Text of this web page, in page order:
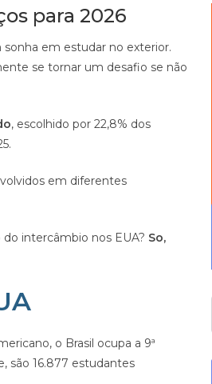
para 2026
em estudar no exterior.
se tornar um desafio se não
, escolhido por 22,8% dos
em diferentes
intercâmbio nos EUA? So,
o Brasil ocupa a 9ª
são 16.877 estudantes